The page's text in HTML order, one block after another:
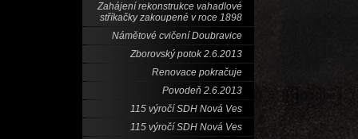
Zahájení rekonstrukce vahadlové
stříkačky zakoupené v roce 1898
Námětové cvičení Doubravice
Zborovský potok 2.6.2013
Renovace pokračuje
Povodeň 2.6.2013
115 výročí SDH Nová Ves
115 výročí SDH Nová Ves